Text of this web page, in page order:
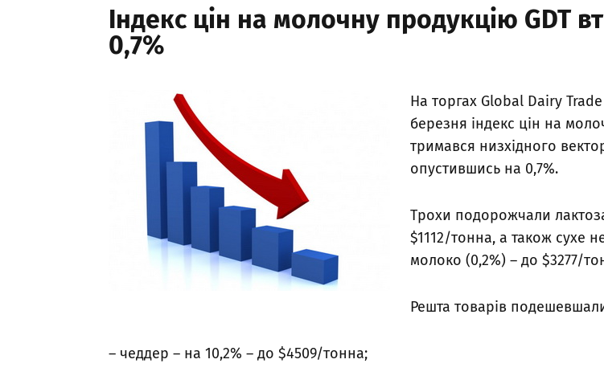
Індекс цін на молочну продукцію GDT
0,7%
На торгах Global Dairy Trade
березня індекс цін на
тримався низхідного
опустившись на 0,7%.
Трохи подорожчали
$1112/тонна, а також сухе
молоко (0,2%) – до $3277/
Решта товарів
– чеддер – на 10,2% – до $4509/тонна;